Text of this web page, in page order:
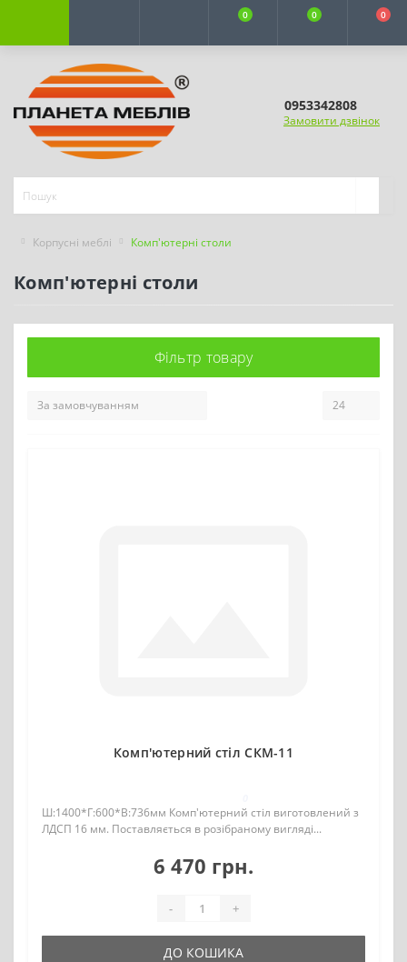
0 0 0
0953342808
Замовити дзвінок
Корпусні меблі Комп'ютерні столи
Комп'ютерні столи
Фільтр товару
Комп'ютерний стіл СКМ-11
Ш:1400*Г:600*В:736мм Комп'ютерний стіл виготовлений з
ЛДСП 16 мм. Поставляється в розібраному вигляді...
6 470 грн.
- +
ДО КОШИКА